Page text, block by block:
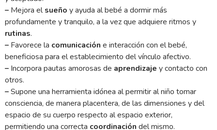
– Mejora elsueño y ayuda al bebé a dormir más
profundamente y tranquilo, a la vez que adquiere ritmos y
rutinas.
– Favorece la comunicación e interacción con el bebé,
beneficiosa para el establecimiento del vínculo afectivo.
– Incorpora pautas amorosas de aprendizaje y contacto con
otros.
–Supone una herramienta idónea al permitir al niño tomar
consciencia, de manera placentera, de las dimensiones y del
espacio de su cuerpo respecto al espacio exterior,
permitiendo una correcta coordinación del mismo.